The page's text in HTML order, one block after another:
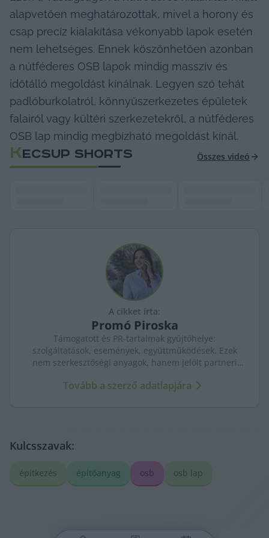
alapvetően meghatározottak, mivel a horony és
csap precíz kialakítása vékonyabb lapok esetén
nem lehetséges. Ennek köszönhetően azonban
a nútféderes OSB lapok mindig masszív és
időtálló megoldást kínálnak. Legyen szó tehát
padlóburkolatról, könnyűszerkezetes épületek
falairól vagy kültéri szerkezetekről, a nútféderes
OSB lap mindig megbízható megoldást kínál.
KECSUP SHORTS Összes videó
A cikket írta:
Promó Piroska
Támogatott és PR-tartalmak gyűjtőhelye:
szolgáltatások, események, együttműködések. Ezek
nem szerkesztőségi anyagok, hanem jelölt partneri
újságírásától.
Tovább a szerző adatlapjára
Kulcsszavak:
építkezés építőanyag osb osb lap